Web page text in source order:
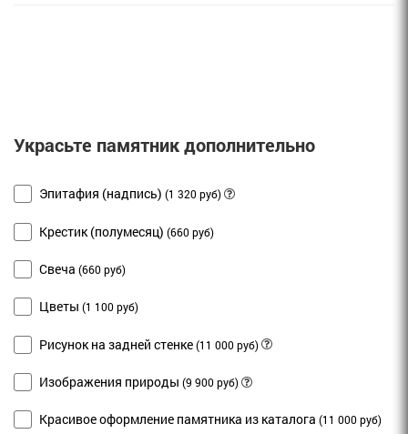
Украсьте памятник дополнительно
Эпитафия (надпись) (1 320 руб)
Крестик (полумесяц) (660 руб)
Свеча (660 руб)
Цветы (1 100 руб)
Рисунок на задней стенке (11 000 руб)
Изображения природы (9 900 руб)
Красивое оформление памятника из каталога (11 000 руб)